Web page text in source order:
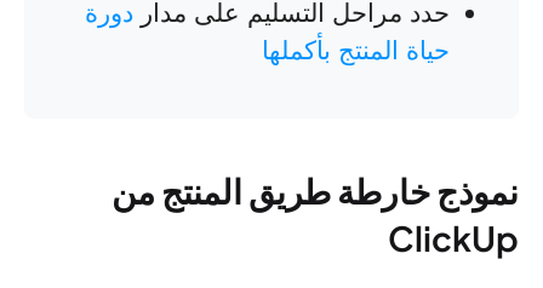
حدد مراحل التسليم على مدار دورة
حياة المنتج بأكملها
نموذج خارطة طريق المنتج من
ClickUp